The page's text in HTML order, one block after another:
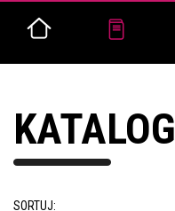
KATALOG
SORTUJ: